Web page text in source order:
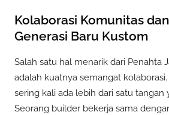
Kolaborasi Komunitas
Generasi Baru Kustom
Salah satu hal menarik dari Penahta
adalah kuatnya semangat
sering kali ada lebih dari satu tangan
Seorang builder bekerja sama